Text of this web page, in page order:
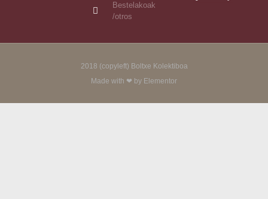
Bestelakoak
/otros
2018 (copyleft) Boltxe Kolektiboa
Made with ❤ by Elementor